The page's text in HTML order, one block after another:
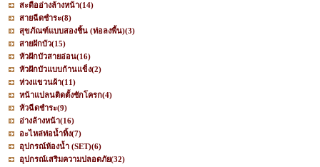
สะดืออ่างล้างหน้า(14)
สายฉีดชำระ(8)
สุขภัณฑ์แบบสองชิ้น (ท่อลงพื้น)(3)
สายฝักบัว(15)
หัวฝักบัวสายอ่อน(16)
หัวฝักบัวแบบก้านแข็ง(2)
ห่วงแขวนผ้า(11)
หน้าแปลนติดตั้งชักโครก(4)
หัวฉีดชำระ(9)
อ่างล้างหน้า(16)
อะไหล่ท่อน้ำทิ้ง(7)
อุปกรณ์ห้องน้ำ (SET)(6)
อุปกรณ์เสริมความปลอดภัย(32)